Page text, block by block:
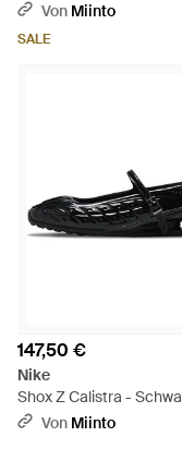
Von Miinto
SALE
147,50 €
Nike
Shox Z Calistra -
Von Miinto